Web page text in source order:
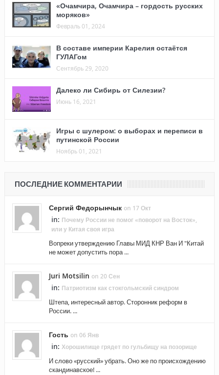
«Очамчира, Очамчира – гордость русских
моряков»
Февраль 01, 2024
В составе империи Карелия остаётся
ГУЛАГом
Сентябрь 29, 2020
Далеко ли Сибирь от Силезии?
Июнь 16, 2021
Игры с шулером: о выборах и переписи в
путинской России
Ноябрь 01, 2021
ПОСЛЕДНИЕ КОММЕНТАРИИ
Сергий Федорынчык on 17 Окт
in: Почему России не помог «поворот на Восток»,
или у Китая своя игра
Вопреки утверждению Главы МИД КНР Ван И "Китай
не может допустить пора ...
Juri Motsilin on 20 Сен
in: Патриотизм как стокгольмский синдром
Штепа, интересный автор. Сторонник реформ в
России. ...
Гость on 06 Янв
in: Хорошилище грядет по гульбищу на позорище
И слово «русский» убрать. Оно же по происхождению
скандинавское! ...